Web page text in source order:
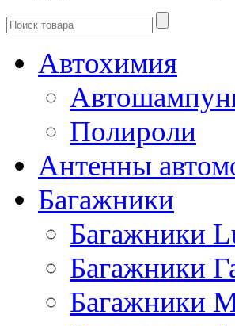
Автохимия
Полироли
Антенны
Багажники
Багажники
Багажники
Багажники